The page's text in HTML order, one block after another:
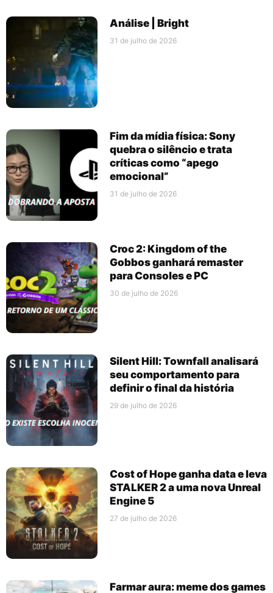
Análise | Bright
31 de julho de 2026
Fim da mídia física: Sony
quebra o silêncio e trata
críticas como “apego
emocional”
31 de julho de 2026
Croc 2: Kingdom of the
Gobbos ganhará remaster
para Consoles e PC
30 de julho de 2026
Silent Hill: Townfall analisará
seu comportamento para
definir o final da história
29 de julho de 2026
Cost of Hope ganha data e leva
STALKER 2 a uma nova Unreal
Engine 5
27 de julho de 2026
Farmar aura: meme dos games